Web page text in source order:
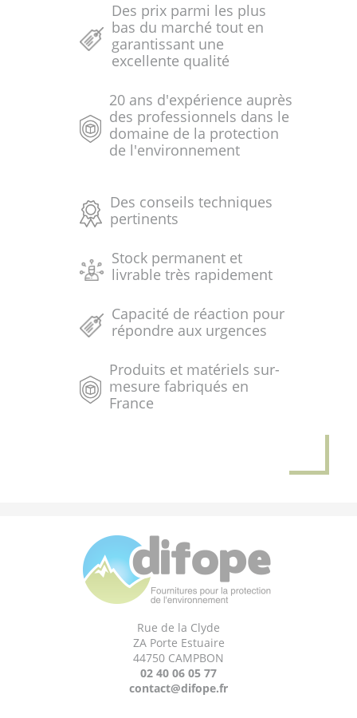
Des prix parmi les plus
bas du marché tout en
garantissant une
excellente qualité
20 ans d'expérience auprès
des professionnels dans le
domaine de la protection
de l'environnement
Des conseils techniques
pertinents
Stock permanent et
livrable très rapidement
Capacité de réaction pour
répondre aux urgences
Produits et matériels sur-
mesure fabriqués en
France
Rue de la Clyde
ZA Porte Estuaire
44750 CAMPBON
02 40 06 05 77
contact@difope.fr